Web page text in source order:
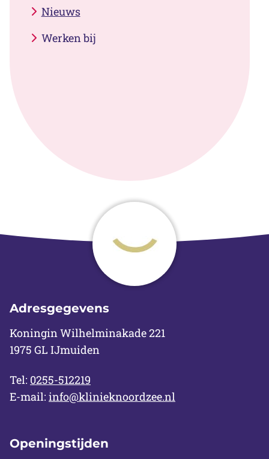
Nieuws
Werken bij
Adresgegevens
Koningin Wilhelminakade 221
1975 GL IJmuiden
Tel: 0255-512219
E-mail: info@klinieknoordzee.nl
Openingstijden